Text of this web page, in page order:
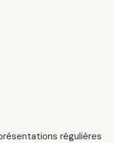
régulières